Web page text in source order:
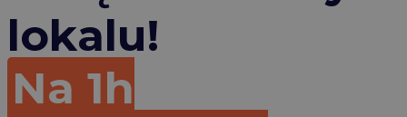
lokalu!
Na 1h